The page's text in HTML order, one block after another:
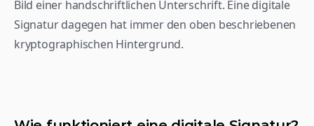
Bild einer handschriftlichen Unterschrift. Eine digitale
Signatur dagegen hat immer den oben beschriebenen
kryptographischen Hintergrund.